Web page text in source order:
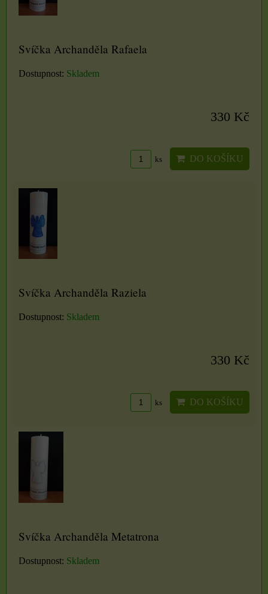
Svíčka Archanděla Rafaela
Dostupnost: Skladem
330 Kč
ks DO KOŠÍKU
Svíčka Archanděla Raziela
Dostupnost: Skladem
330 Kč
ks DO KOŠÍKU
Svíčka Archanděla Metatrona
Dostupnost: Skladem